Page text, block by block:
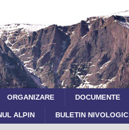
ORGANIZARE DOCUMENTE
ALPIN BULETIN